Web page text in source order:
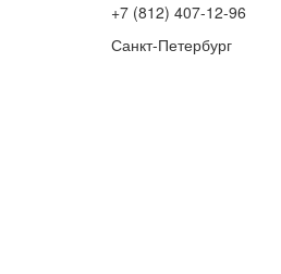
+7 (812) 407-12-96
Санкт-Петербург